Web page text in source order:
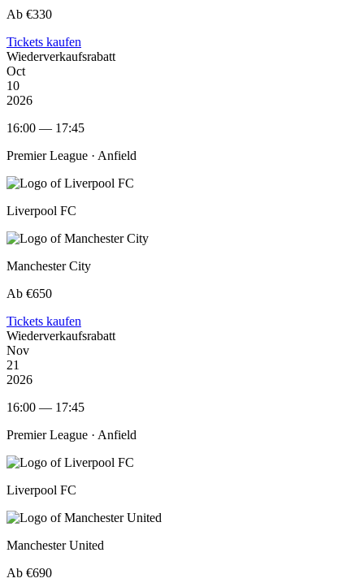
Ab €330
Tickets kaufen
Wiederverkaufsrabatt
Oct
10
2026
16:00 — 17:45
Premier League · Anfield
Liverpool FC
Manchester City
Ab €650
Tickets kaufen
Wiederverkaufsrabatt
Nov
21
2026
16:00 — 17:45
Premier League · Anfield
Liverpool FC
Manchester United
Ab €690